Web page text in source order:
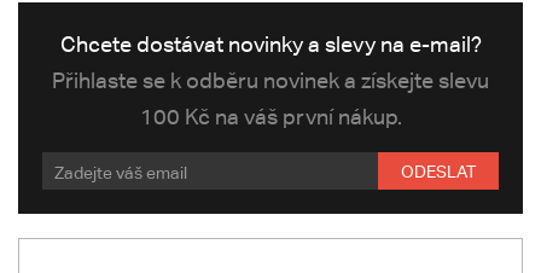
Chcete dostávat novinky a slevy na e-mail?
Přihlaste se k odběru novinek a získejte slevu
100 Kč na váš první nákup.
ODESLAT